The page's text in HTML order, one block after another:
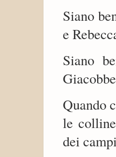
Siano
e
Siano
Quando
le
dei